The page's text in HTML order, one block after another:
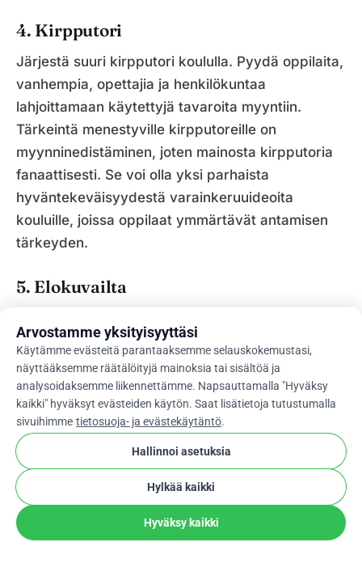
4. Kirpputori
Järjestä suuri kirpputori koululla. Pyydä oppilaita,
vanhempia, opettajia ja henkilökuntaa
lahjoittamaan käytettyjä tavaroita myyntiin.
Tärkeintä menestyville kirpputoreille on
myynninedistäminen, joten mainosta kirpputoria
fanaattisesti. Se voi olla yksi parhaista
hyväntekeväisyydestä varainkeruuideoita
kouluille, joissa oppilaat ymmärtävät antamisen
tärkeyden.
5. Elokuvailta
varainkeruutapahtumissa ala-, ylä- ja
yläkouluissa. Järjestä sopivan elokuvan
katsominen kuntosalilla tai tee yhteistyötä
paikallisen elokuvateatterin kanssa, jotta perheet
voivat katsoa uuden elokuvan erikoishintaan.
6. Värisilmukka
Värijuoksu tekee juoksemisesta hauskempaa
kouluille ja oppilaille. Pyydä oppilaita
Arvostamme yksityisyyttäsi
Käytämme evästeitä parantaaksemme selauskokemustasi,
näyttääksemme räätälöityjä mainoksia tai sisältöä ja
analysoidaksemme liikennettämme. Napsauttamalla "Hyväksy
kaikki" hyväksyt evästeiden käytön. Saat lisätietoja tutustumalla
sivuihimme tietosuoja- ja evästekäytäntö.
Hallinnoi asetuksia
Hylkää kaikki
Hyväksy kaikki